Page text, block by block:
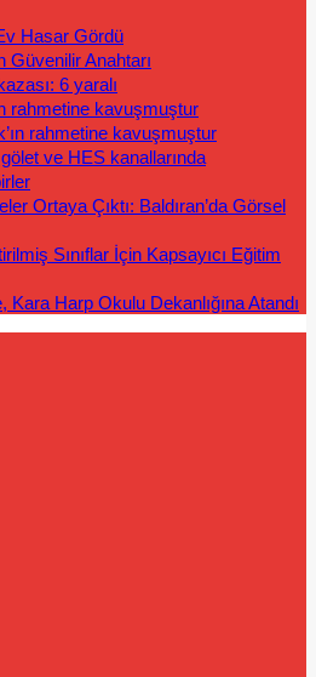
Hasar Gördü
Anahtarı
6 yaralı
rahmetine kavuşmuştur
rahmetine kavuşmuştur
ve HES kanallarında
Ortaya Çıktı: Baldıran’da Görsel
Sınıflar İçin Kapsayıcı Eğitim
Harp Okulu Dekanlığına Atandı